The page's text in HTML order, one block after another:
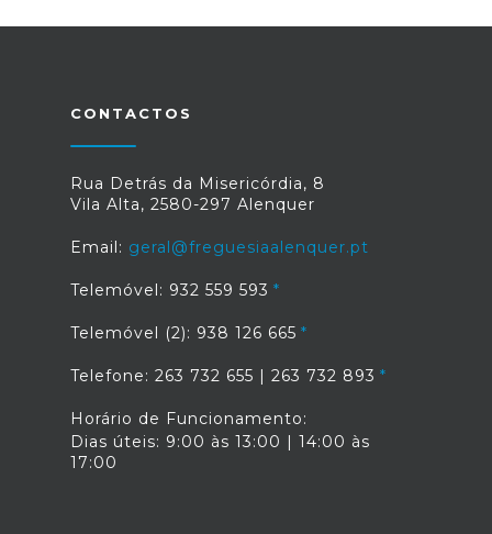
CONTACTOS
Rua Detrás da Misericórdia, 8
Vila Alta, 2580-297 Alenquer
Email: geral@freguesiaalenquer.pt
Telemóvel: 932 559 593
Telemóvel (2): 938 126 665
Telefone: 263 732 655 | 263 732 893
Horário de Funcionamento:
Dias úteis: 9:00 às 13:00 | 14:00 às
17:00